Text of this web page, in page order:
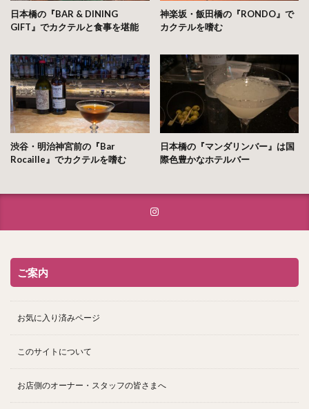
日本橋の『BAR & DINING
GIFT』でカクテルと食事を堪能
神楽坂・飯田橋の『RONDO』で
カクテルを嗜む
渋谷・明治神宮前の『Bar
Rocaille』でカクテルを嗜む
日本橋の『マンダリンバー』は国
際色豊かなホテルバー
ご案内
お気に入り済みページ
このサイトについて
お店側のオーナー・スタッフの皆さまへ